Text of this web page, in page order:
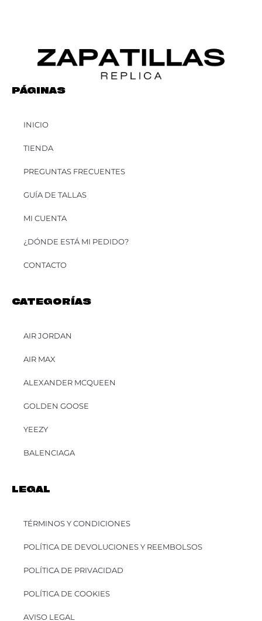
PÁGINAS
INICIO
TIENDA
PREGUNTAS FRECUENTES
GUÍA DE TALLAS
MI CUENTA
¿DÓNDE ESTÁ MI PEDIDO?
CONTACTO
CATEGORÍAS
AIR JORDAN
AIR MAX
ALEXANDER MCQUEEN
GOLDEN GOOSE
YEEZY
BALENCIAGA
LEGAL
TÉRMINOS Y CONDICIONES
POLÍTICA DE DEVOLUCIONES Y REEMBOLSOS
POLÍTICA DE PRIVACIDAD
POLÍTICA DE COOKIES
AVISO LEGAL